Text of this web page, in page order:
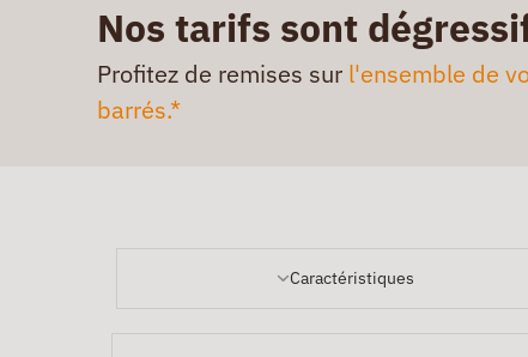
Nos tarifs sont
Profitez de remises sur l'ensemble de
barrés.*
Caractéristiques